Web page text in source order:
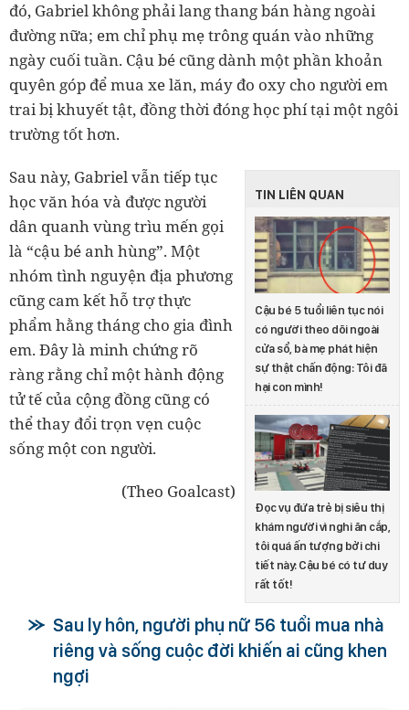
đó, Gabriel không phải lang thang bán hàng ngoài
đường nữa; em chỉ phụ mẹ trông quán vào những
ngày cuối tuần. Cậu bé cũng dành một phần khoản
quyên góp để mua xe lăn, máy đo oxy cho người em
trai bị khuyết tật, đồng thời đóng học phí tại một ngôi
trường tốt hơn.
TIN LIÊN QUAN
Cậu bé 5 tuổi liên tục nói
có người theo dõi ngoài
cửa sổ, bà mẹ phát hiện
sự thật chấn động: Tôi đã
hại con mình!
Đọc vụ đứa trẻ bị siêu thị
khám người vì nghi ăn cắp,
tôi quá ấn tượng bởi chi
tiết này: Cậu bé có tư duy
rất tốt!
Sau này, Gabriel vẫn tiếp tục
học văn hóa và được người
dân quanh vùng trìu mến gọi
là “cậu bé anh hùng”. Một
nhóm tình nguyện địa phương
cũng cam kết hỗ trợ thực
phẩm hằng tháng cho gia đình
em. Đây là minh chứng rõ
ràng rằng chỉ một hành động
tử tế của cộng đồng cũng có
thể thay đổi trọn vẹn cuộc
sống một con người.
(Theo Goalcast)
Sau ly hôn, người phụ nữ 56 tuổi mua nhà
riêng và sống cuộc đời khiến ai cũng khen
ngợi